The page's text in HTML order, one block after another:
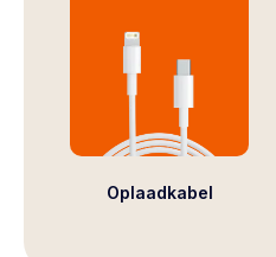
Oplaadkabel